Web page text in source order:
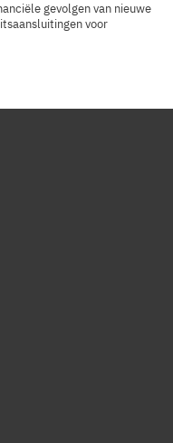
gevolgen van nieuwe
voor